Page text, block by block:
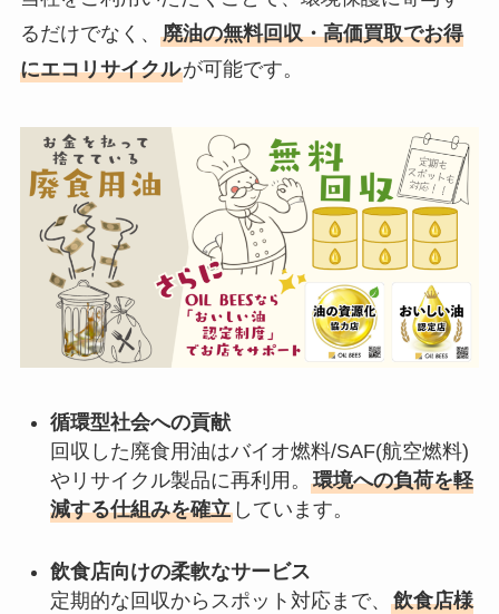
るだけでなく、 廃油の無料回収・高価買取でお得
にエコリサイクルが可能です。
循環型社会への貢献
回収した廃食用油はバイオ燃料/SAF(航空燃料)
やリサイクル製品に再利用。 環境への負荷を軽
減する仕組みを確立しています。
飲食店向けの柔軟なサービス
定期的な回収からスポット対応まで、 飲食店様